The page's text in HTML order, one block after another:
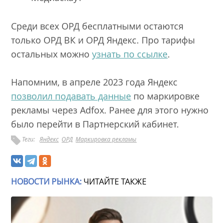
Среди всех ОРД бесплатными остаются
только ОРД ВК и ОРД Яндекс. Про тарифы
остальных можноузнать по ссылке.
Напомним, в апреле 2023 года Яндекс
позволил подавать данные по маркировке
рекламы через Adfox. Ранее для этого нужно
было перейти в Партнерский кабинет.
Теги: Яндекс ОРД Маркировка рекламы
НОВОСТИ РЫНКА: ЧИТАЙТЕ ТАКЖЕ